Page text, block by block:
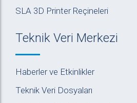
SLA 3D Printer Reçineleri
Teknik Veri Merkezi
Haberler ve Etkinlikler
Teknik Veri Dosyaları